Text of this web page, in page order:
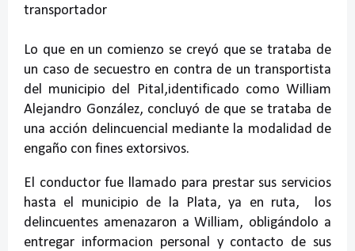
transportador
Lo que en un comienzo se creyó que se trataba de
un caso de secuestro en contra de un transportista
del municipio del Pital,identificado como William
Alejandro González, concluyó de que se trataba de
una acción delincuencial mediante la modalidad de
engaño con fines extorsivos.
El conductor fue llamado para prestar sus servicios
hasta el municipio de la Plata, ya en ruta, los
delincuentes amenazaron a William, obligándolo a
entregar informacion personal y contacto de sus